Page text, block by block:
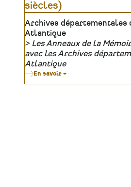
siècles)
Lieu
Archives départementales
Atlantique
Organisateur
Les Anneaux de la
avec les Archives
Atlantique
En savoir +